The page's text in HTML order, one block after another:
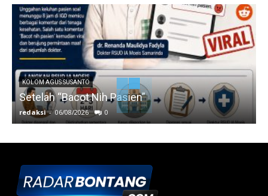
KOLOM AGUS SUSANTO
Setelah “Bacot Nih Pasien”
redaksi - 06/08/2026 0